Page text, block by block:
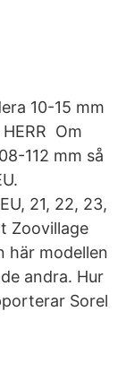
10-15 mm
Om
112 mm så
21, 22, 23,
Zoovillage
här modellen
andra. Hur
Sorel